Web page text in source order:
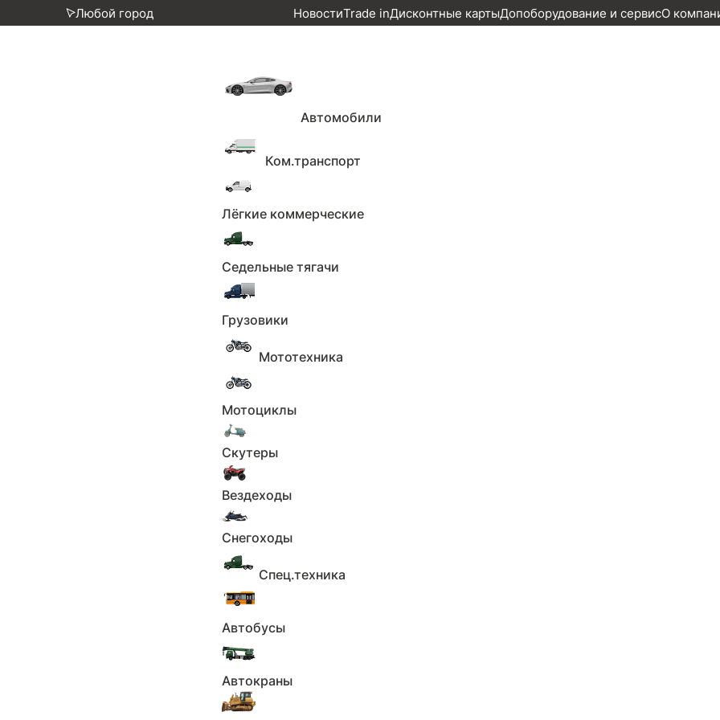
Любой город НовостиTrade inДисконтные картыДопоборудование и сервисО
Автомобили
Ком.транспорт
Лёгкие коммерческие
Седельные тягачи
Грузовики
Мототехника
Мотоциклы
Скутеры
Вездеходы
Снегоходы
Спец.техника
Автобусы
Автокраны
Продавец
Зарегистрирован с ноября 2025
Звонить c 9:00 до 23:00